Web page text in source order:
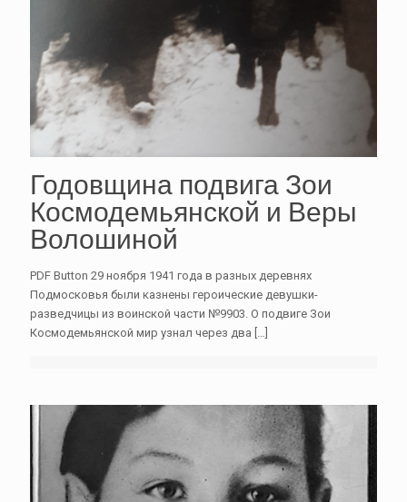
Годовщина подвига Зои
Космодемьянской и Веры
Волошиной
PDF Button 29 ноября 1941 года в разных деревнях
Подмосковья были казнены героические девушки-
разведчицы из воинской части №9903. О подвиге Зои
Космодемьянской мир узнал через два […]